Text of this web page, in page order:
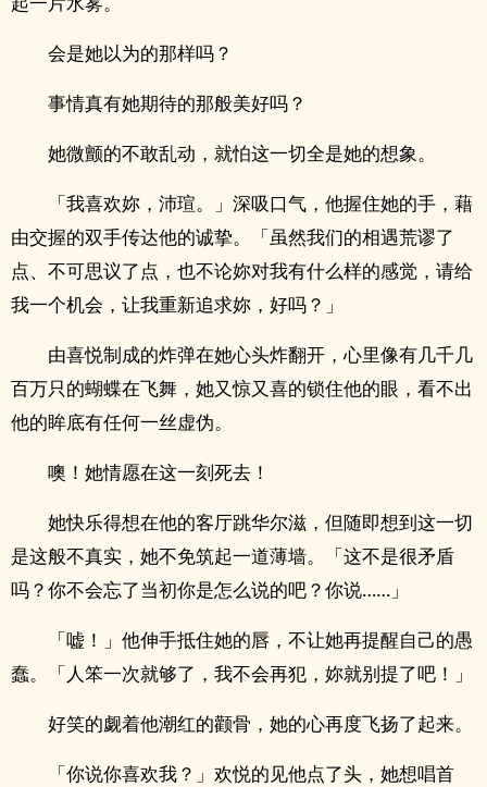
会是她以为的那样吗？
事情真有她期待的那般美好吗？
她微颤的不敢乱动，就怕这一切全是她的想象。
「我喜欢妳，沛瑄。」深吸口气，他握住她的手，藉
由交握的双手传达他的诚挚。「虽然我们的相遇荒谬了
点、不可思议了点，也不论妳对我有什么样的感觉，请给
我一个机会，让我重新追求妳，好吗？」
由喜悦制成的炸弹在她心头炸翻开，心里像有几千几
百万只的蝴蝶在飞舞，她又惊又喜的锁住他的眼，看不出
他的眸底有任何一丝虚伪。
噢！她情愿在这一刻死去！
她快乐得想在他的客厅跳华尔滋，但随即想到这一切
是这般不真实，她不免筑起一道薄墙。「这不是很矛盾
吗？你不会忘了当初你是怎么说的吧？你说……」
「嘘！」他伸手抵住她的唇，不让她再提醒自己的愚
蠢。「人笨一次就够了，我不会再犯，妳就别提了吧！」
好笑的觑着他潮红的颧骨，她的心再度飞扬了起来。
「你说你喜欢我？」欢悦的见他点了头，她想唱首